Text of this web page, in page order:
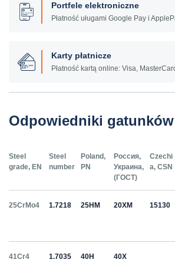
Portfele elektroniczne
Płatność uługami Google Pay i
Karty płatnicze
Płatność kartą online: Visa,
Odpowiedniki
Steel
grade, EN
Steel
number
Poland,
PN
Россия,
Украина,
(ГОСТ)
Czechi
a, CSN
25CrMo4 1.7218 25HM 20ХМ 15130
41Cr4 1.7035 40H 40Х